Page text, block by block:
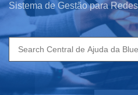
Sistema de Gestão para
Search
for: